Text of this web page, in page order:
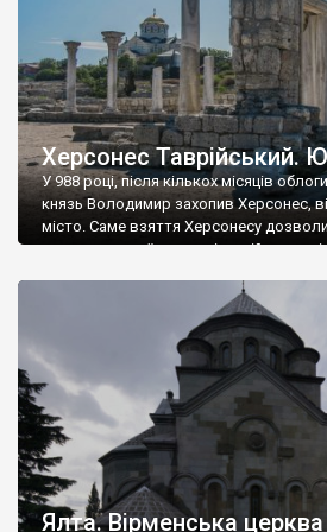
Херсонес Таврійський.
У 988 році, після кількох місяців
князь Володимир захопив Херсонес,
місто. Саме взяття Херсонесу
диктувати свої умови візантійському
Херсонесі Володимир-язичник, став
А потім було Хрещення Русі. На честь
Ялта. Вірменська церква